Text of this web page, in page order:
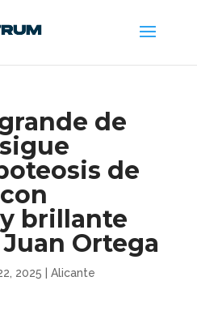
de
de
brillante
Ortega
2025 Alicante